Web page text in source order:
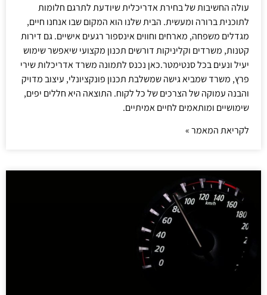
עולה החשיבות של בחירת אדריכלית שיודעת לתרגם חלומות
לתוכנית ברורה ומעשית. הבית שלנו הוא המקום שבו אנחנו חיים,
מגדלים משפחה, מארחים וחווים אינספור רגעים אישיים. גם דירות
קטנות, משרדים וקליניקות דורשים תכנון מקצועי שיאפשר שימוש
יעיל ונעים בכל סנטימטר.כאן נכנס לתמונה משרד אדריכלות שירי
פרץ, משרד שמביא גישה שמשלבת תכנון פונקציונלי, עיצוב מדויק
והבנה עמוקה של הצרכים של כל לקוח. התוצאה היא חללים יפים,
שימושיים ומותאמים לחיים אמיתיים.
לקריאת המאמר »